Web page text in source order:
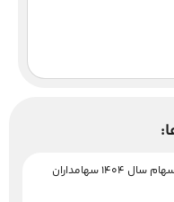
زمان دقیق پرداخت سود سهام سال 1404 سهامداران